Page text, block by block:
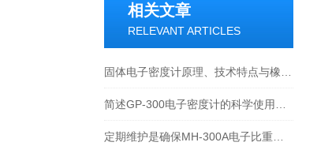
相关文章
RELEVANT ARTICLES